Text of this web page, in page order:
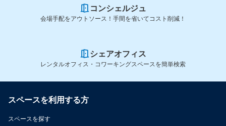
コンシェルジュ
会場手配をアウトソース！手間を省いてコスト削減！
シェアオフィス
レンタルオフィス・コワーキングスペースを簡単検索
スペースを利用する方
スペースを探す